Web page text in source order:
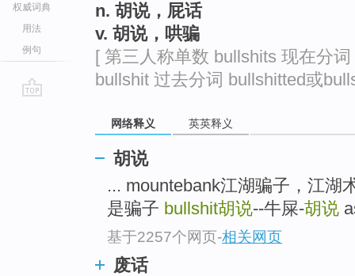
权威词典
用法
例句
n. 胡说，屁话
v. 胡说，哄骗
[ 第三人称单数 bullshits 现在分
bullshit 过去分词 bullshitted或
网络释义 英英释义
胡说
... mountebank江湖骗子，江湖
是骗子 bullshit胡说--牛屎-胡说
基于2257个网页-相关网页
废话